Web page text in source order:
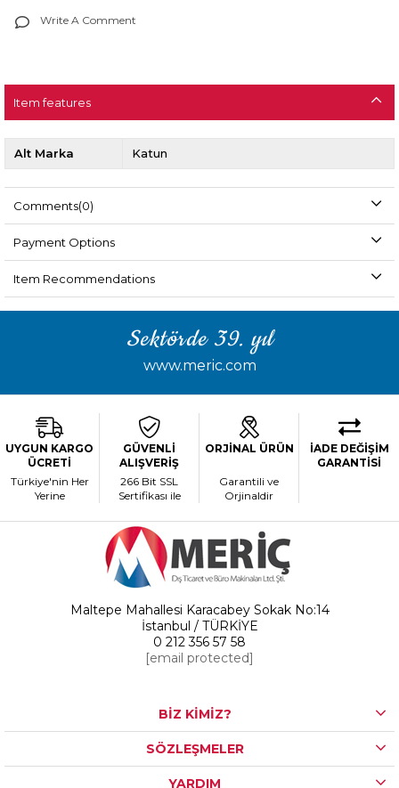
Write A Comment
Item features
Alt Marka Katun
Comments(0)
Payment Options
Item Recommendations
Sektörde 39. yıl
www.meric.com
UYGUN KARGO
ÜCRETİ
Türkiye'nin Her
Yerine
GÜVENLİ
ALIŞVERİŞ
266 Bit SSL
Sertifikası ile
ORJİNAL ÜRÜN
Garantili ve
Orjinaldir
İADE DEĞİŞİM
GARANTİSİ
Maltepe Mahallesi Karacabey Sokak No:14
İstanbul / TÜRKİYE
0 212 356 57 58
[email protected]
BİZ KİMİZ?
SÖZLEŞMELER
YARDIM